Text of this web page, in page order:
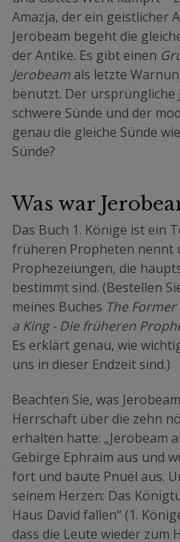
Amazja, der ein geistlicher
Jerobeam begeht die
der Antike. Es gibt einen
Jerobeam als letzte
benutzt. Der ursprüngliche
schwere Sünde und der
genau die gleiche Sünde
Sünde?
Was war
Das Buch 1. Könige ist ein
früheren Propheten nennt
Prophezeiungen, die
bestimmt sind. (Bestellen
meines Buches The
a King - Die früheren
Es erklärt genau, wie
uns in dieser Endzeit sind.)
Beachten Sie, was
Herrschaft über die zehn
erhalten hatte: „Jerobeam
Gebirge Ephraim aus und
fort und baute Pnuël aus.
seinem Herzen: Das
Haus David fallen“ (1.
dass die Leute wieder zum